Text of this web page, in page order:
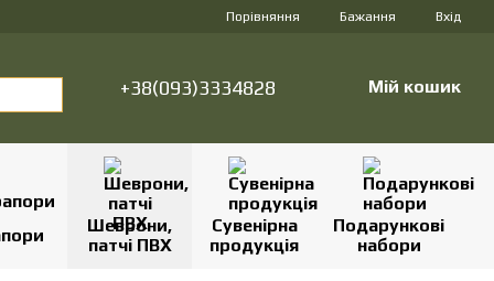
Порівняння Бажання Вхід
+38(093)3334828 Мій кошик
Шеврони,
патчі ПВХ
Сувенірна
продукція
Подарункові
набори